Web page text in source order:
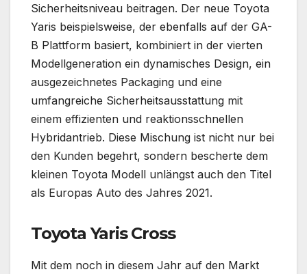
Sicherheitsniveau beitragen. Der neue Toyota
Yaris beispielsweise, der ebenfalls auf der GA-
B Plattform basiert, kombiniert in der vierten
Modellgeneration ein dynamisches Design, ein
ausgezeichnetes Packaging und eine
umfangreiche Sicherheitsausstattung mit
einem effizienten und reaktionsschnellen
Hybridantrieb. Diese Mischung ist nicht nur bei
den Kunden begehrt, sondern bescherte dem
kleinen Toyota Modell unlängst auch den Titel
als Europas Auto des Jahres 2021.
Toyota Yaris Cross
Mit dem noch in diesem Jahr auf den Markt